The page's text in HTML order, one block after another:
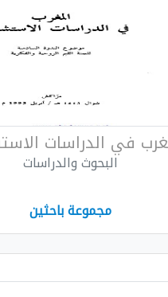
الدراسات الاستشراق...
البحوث والدراسات
مجموعة باحثين